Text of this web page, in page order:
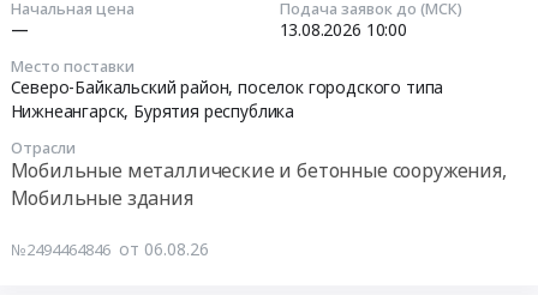
Начальная цена
—
Подача заявок до (МСК)
13.08.2026 10:00
Место поставки
Северо-Байкальский район, поселок городского типа
Нижнеангарск, Бурятия республика
Отрасли
Мобильные металлические и бетонные сооружения,
Мобильные здания
№2494464846 от 06.08.26